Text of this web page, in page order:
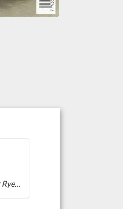
Special Forces Sour Rye Imperial Stout